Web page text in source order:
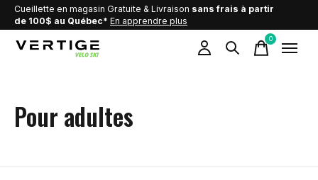
Cueillette en magasin Gratuite & Livraison sans frais à partir
de 100$ au Québec* En apprendre plus
0items
Pour adultes